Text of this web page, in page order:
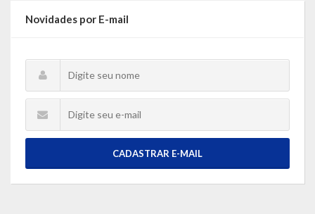
Novidades por E-mail
CADASTRAR E-MAIL